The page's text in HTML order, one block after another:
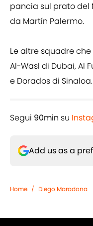
pancia sul prato del
da Martín Palermo.
Le altre squadre
Al-Wasl di Dubai, Al
e Dorados di Sinaloa.
Segui 90min su
Add us as a
Home / Diego Maradona